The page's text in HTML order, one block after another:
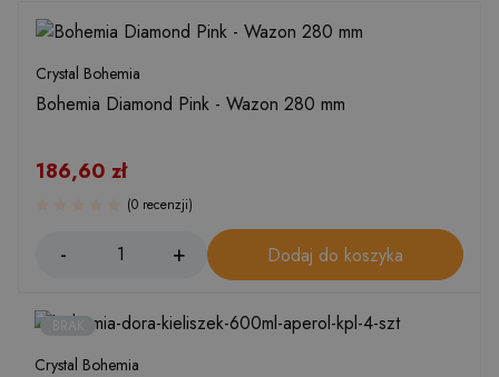
Crystal Bohemia
Bohemia Diamond Pink - Wazon 280 mm
186,60 zł
(0 recenzji)
Dodaj do koszyka
Crystal Bohemia